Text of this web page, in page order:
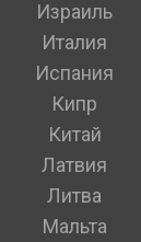
Израиль
Италия
Испания
Кипр
Китай
Латвия
Литва
Мальта